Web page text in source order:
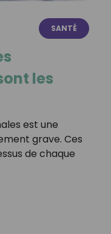
SANTÉ
les
est une
grave. Ces
de chaque